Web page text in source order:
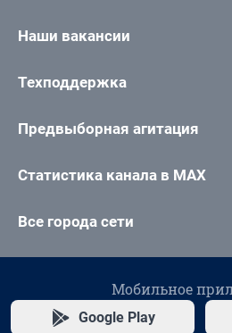
Наши вакансии
Техподдержка
Предвыборная агитация
Статистика канала в MAX
Все города сети
Мобильное
Google Play